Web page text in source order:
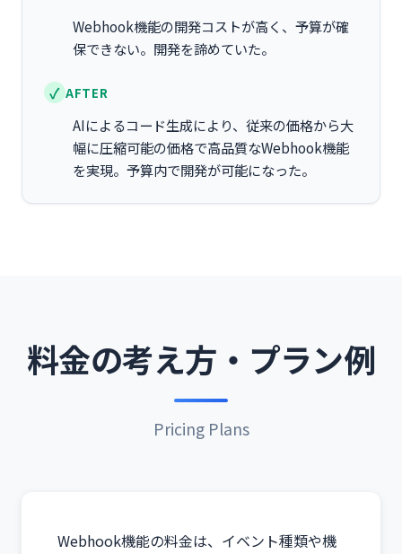
Webhook機能の開発コストが高く、予算が確
保できない。開発を諦めていた。
AFTER
AIによるコード生成により、従来の価格から大
幅に圧縮可能の価格で高品質なWebhook機能
を実現。予算内で開発が可能になった。
料金の考え方・プラン例
Pricing Plans
Webhook機能の料金は、イベント種類や機